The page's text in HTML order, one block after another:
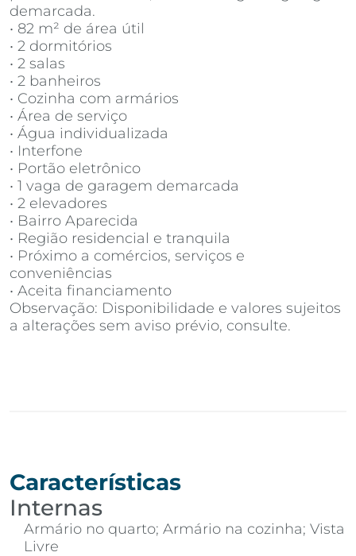
demarcada.
• 82 m² de área útil
• 2 dormitórios
• 2 salas
• 2 banheiros
• Cozinha com armários
• Área de serviço
• Água individualizada
• Interfone
• Portão eletrônico
• 1 vaga de garagem demarcada
• 2 elevadores
• Bairro Aparecida
• Região residencial e tranquila
• Próximo a comércios, serviços e
conveniências
• Aceita financiamento
Observação: Disponibilidade e valores sujeitos
a alterações sem aviso prévio, consulte.
Características
Internas
Armário no quarto; Armário na cozinha; Vista
Livre